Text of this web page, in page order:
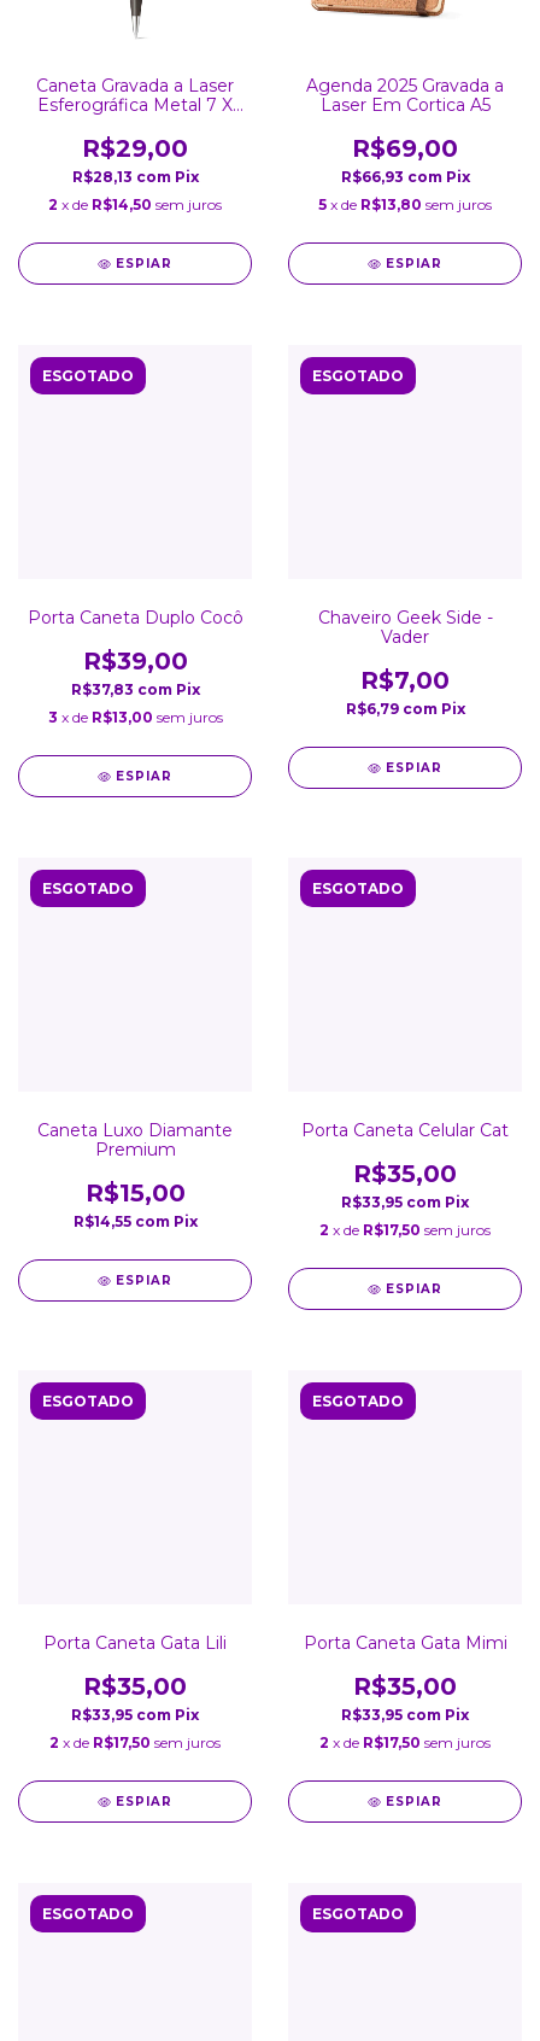
Caneta Gravada a Laser
Esferográfica Metal 7 X
R$29,00
R$28,13 com Pix
2 x de R$14,50 sem juros
ESPIAR
Agenda 2025 Gravada a
Laser Em Cortica A5
R$69,00
R$66,93 com Pix
5 x de R$13,80 sem juros
ESPIAR
ESGOTADO
Porta Caneta Duplo Cocô
R$39,00
R$37,83 com Pix
3 x de R$13,00 sem juros
ESPIAR
ESGOTADO
Chaveiro Geek Side -
Vader
R$7,00
R$6,79 com Pix
ESPIAR
ESGOTADO
Caneta Luxo Diamante
Premium
R$15,00
R$14,55 com Pix
ESPIAR
ESGOTADO
Porta Caneta Celular Cat
R$35,00
R$33,95 com Pix
2 x de R$17,50 sem juros
ESPIAR
ESGOTADO
Porta Caneta Gata Lili
R$35,00
R$33,95 com Pix
2 x de R$17,50 sem juros
ESPIAR
ESGOTADO
Porta Caneta Gata Mimi
R$35,00
R$33,95 com Pix
2 x de R$17,50 sem juros
ESPIAR
ESGOTADO ESGOTADO